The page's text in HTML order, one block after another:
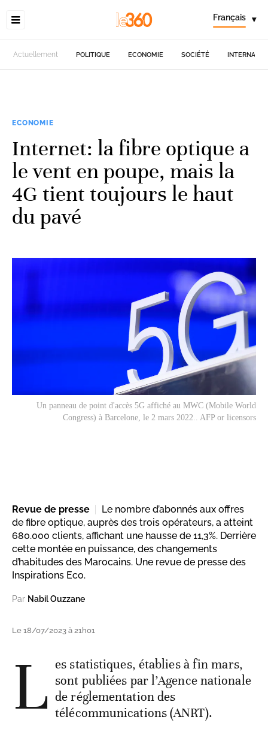
Français ▾
Actuellement POLITIQUE ECONOMIE SOCIÉTÉ
ECONOMIE
Internet: la fibre optique a
le vent en poupe, mais la
4G tient toujours le haut
du pavé
Un panneau de point d'accès 5G affiché au MWC (Mobile World
Congress) à Barcelone, le 2 mars 2022.. AFP or licensors
Revue de presse
Le nombre d’abonnés aux offres
de fibre optique, auprès des trois opérateurs, a atteint
680.000 clients, affichant une hausse de 11,3%. Derrière
cette montée en puissance, des changements
d’habitudes des Marocains. Une revue de presse des
Inspirations Eco.
Par Nabil Ouzzane
Le 18/07/2023 à 21h01
L es statistiques, établies à fin mars,
sont publiées par l’Agence nationale
de réglementation des
télécommunications (ANRT).